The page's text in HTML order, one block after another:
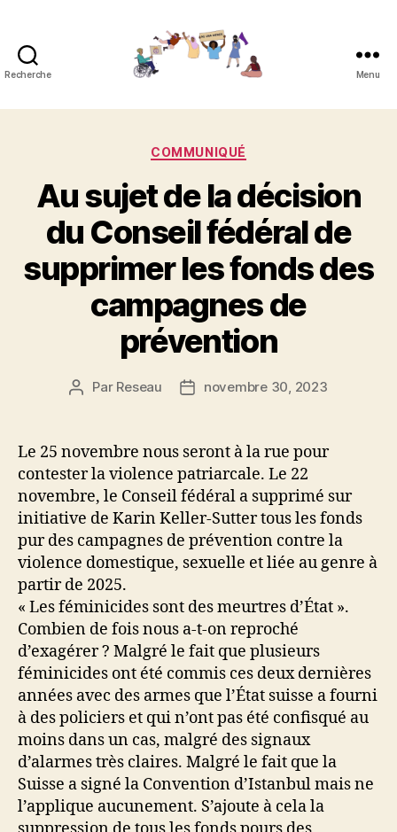
Recherche
contre
les
féminicides
Menu
Catégories
COMMUNIQUÉ
Au sujet de la décision
du Conseil fédéral de
supprimer les fonds des
campagnes de
prévention
Auteur
Par Reseau
Datenovembre 30, 2023
Le 25 novembre nous seront à la rue pour
contester la violence patriarcale. Le 22
novembre, le Conseil fédéral a supprimé sur
initiative de Karin Keller-Sutter tous les fonds
pur des campagnes de prévention contre la
violence domestique, sexuelle et liée au genre à
partir de 2025.
« Les féminicides sont des meurtres d’État ».
Combien de fois nous a-t-on reproché
d’exagérer ? Malgré le fait que plusieurs
féminicides ont été commis ces deux dernières
années avec des armes que l’État suisse a fourni
à des policiers et qui n’ont pas été confisqué au
moins dans un cas, malgré des signaux
d’alarmes très claires. Malgré le fait que la
Suisse a signé la Convention d’Istanbul mais ne
l’applique aucunement. S’ajoute à cela la